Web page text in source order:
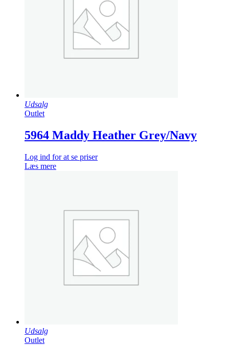
Udsalg
Outlet
5964 Maddy Heather Grey/Navy
Log ind for at se priser
Læs mere
Udsalg
Outlet